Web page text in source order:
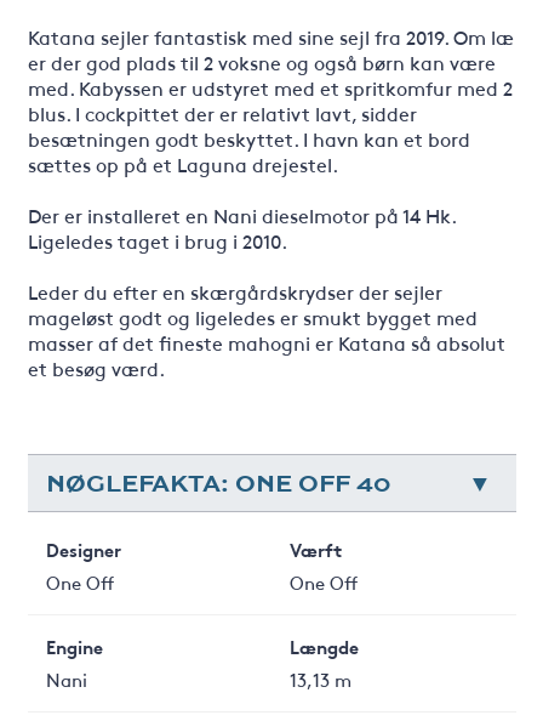
Katana sejler fantastisk med sine sejl fra 2019. Om læ
er der god plads til 2 voksne og også børn kan være
med. Kabyssen er udstyret med et spritkomfur med 2
blus. I cockpittet der er relativt lavt, sidder
besætningen godt beskyttet. I havn kan et bord
sættes op på et Laguna drejestel.
Der er installeret en Nani dieselmotor på 14 Hk.
Ligeledes taget i brug i 2010.
Leder du efter en skærgårdskrydser der sejler
mageløst godt og ligeledes er smukt bygget med
masser af det fineste mahogni er Katana så absolut
et besøg værd.
NØGLEFAKTA: ONE OFF 40
Designer
One Off
Værft
One Off
Engine
Nani
Længde
13,13 m